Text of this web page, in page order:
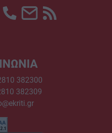
382300
382309